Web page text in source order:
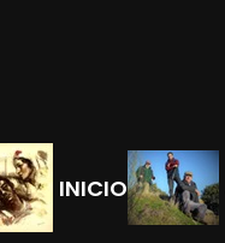
INICIO